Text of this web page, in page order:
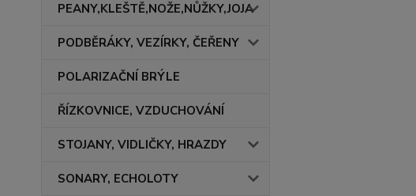
PEANY,KLEŠTĚ,NOŽE,NŮŽKY,JOJA
PODBĚRÁKY, VEZÍRKY, ČEŘENY
POLARIZAČNÍ BRÝLE
ŘÍZKOVNICE, VZDUCHOVÁNÍ
STOJANY, VIDLIČKY, HRAZDY
SONARY, ECHOLOTY